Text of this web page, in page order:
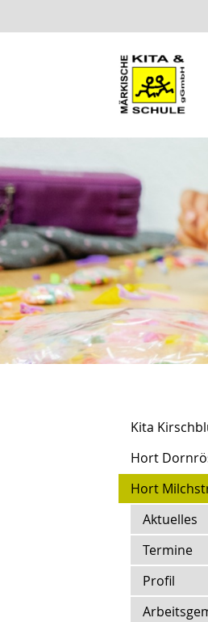
Kita
Hort
Hort
Aktuelles
Termine
Profil